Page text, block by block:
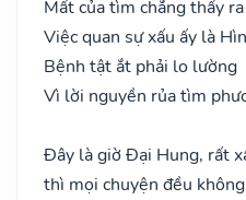
Mất của tìm chẳng thấy ra
Việc quan sự xấu ấy là
Bệnh tật ắt phải lo lường
Vì lời nguyền rủa tìm
Đây là giờ Đại Hung, rất
thì mọi chuyện đều